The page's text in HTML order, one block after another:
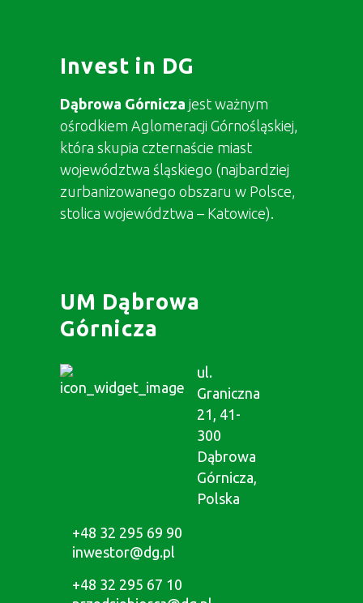
Invest in DG
Dąbrowa Górnicza jest ważnym
ośrodkiem Aglomeracji Górnośląskiej,
która skupia czternaście miast
województwa śląskiego (najbardziej
zurbanizowanego obszaru w Polsce,
stolica województwa – Katowice).
UM Dąbrowa
Górnicza
ul.
Graniczna
21, 41-
300
Dąbrowa
Górnicza,
Polska
+48 32 295 69 90
inwestor@dg.pl
+48 32 295 67 10